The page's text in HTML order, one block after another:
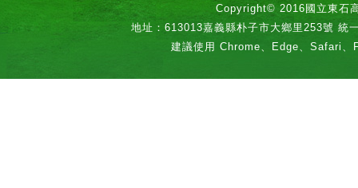
Copyright© 2016國立東石
地址：613013嘉義縣朴子市大鄉里253號 統
建議使用 Chrome、Edge、Safari